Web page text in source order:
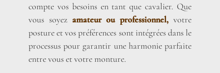
compte vos besoins en tant que cavalier. Que
vous soyez amateur ou professionnel, votre
posture et vos préférences sont intégrées dans le
processus pour garantir une harmonie parfaite
entre vous et votre monture.